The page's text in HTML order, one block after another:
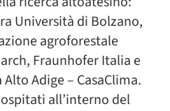
Università di Bolzano,
agroforestale
Fraunhofer Italia e
Adige – CasaClima.
all’interno del